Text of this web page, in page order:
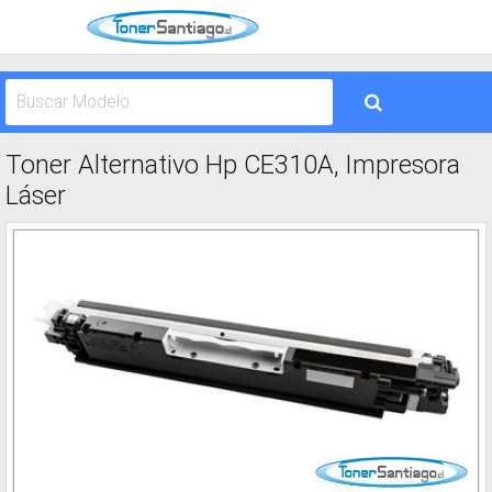
Toner Alternativo Hp CE310A, Impresora
Láser